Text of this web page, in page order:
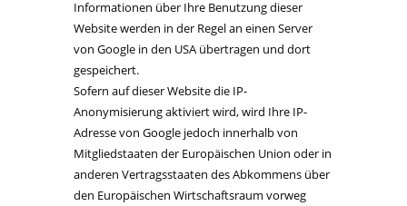
Informationen über Ihre Benutzung dieser
Website werden in der Regel an einen Server
von Google in den USA übertragen und dort
gespeichert.
Sofern auf dieser Website die IP-
Anonymisierung aktiviert wird, wird Ihre IP-
Adresse von Google jedoch innerhalb von
Mitgliedstaaten der Europäischen Union oder in
anderen Vertragsstaaten des Abkommens über
den Europäischen Wirtschaftsraum vorweg